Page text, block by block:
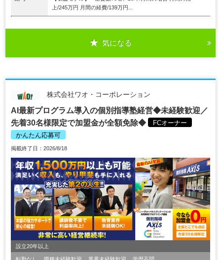
上/245万円 月間の経費/139万円...
気になる
株式会社ワオ・コーポレーション
AI最新プログラム導入の個別指導塾経営◆未経験歓迎／
先着30名様限定で加盟金が全額免除◆
FCオーナー
かんたん応募可
掲載終了日：2026/8/18
設立20年以上
転勤なし 職種未経験歓迎 業界未経験歓迎 学歴不問